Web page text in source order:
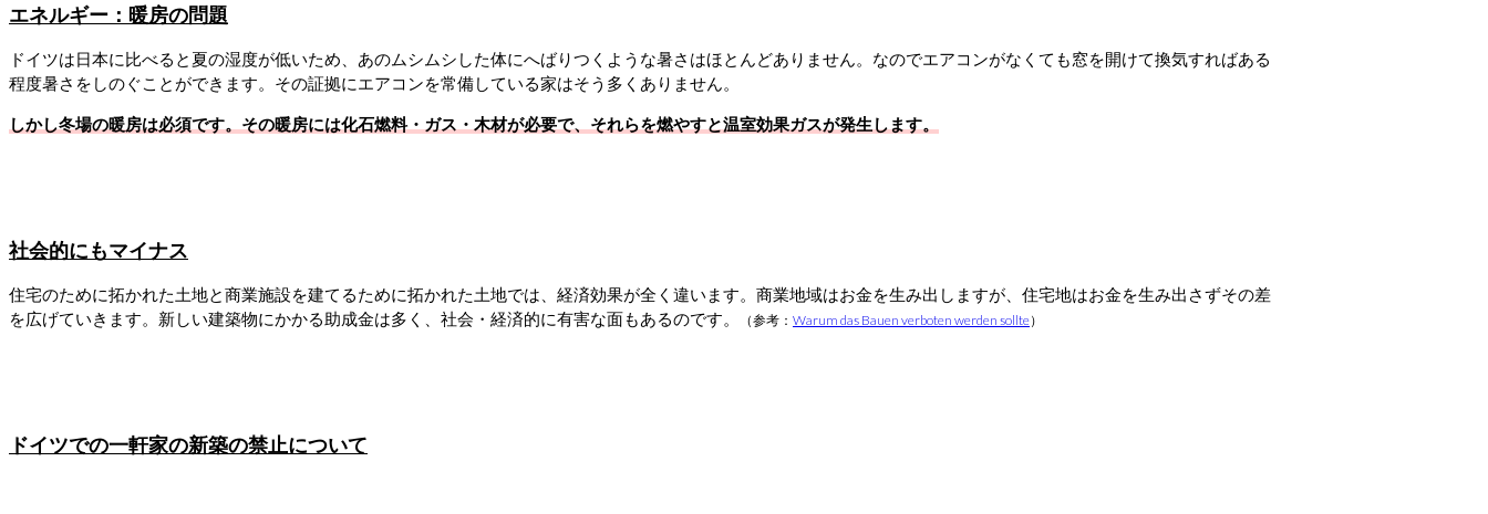
エネルギー：暖房の問題
ドイツは日本に比べると夏の湿度が低いため、あのムシムシした体にへばりつくような暑さはほとんどありません。なのでエアコンがなくても窓を開けて換気すればある
程度暑さをしのぐことができます。その証拠にエアコンを常備している家はそう多くありません。
しかし冬場の暖房は必須です。その暖房には化石燃料・ガス・木材が必要で、それらを燃やすと温室効果ガスが発生します。
社会的にもマイナス
住宅のために拓かれた土地と商業施設を建てるために拓かれた土地では、経済効果が全く違います。商業地域はお金を生み出しますが、住宅地はお金を生み出さずその差
を広げていきます。新しい建築物にかかる助成金は多く、社会・経済的に有害な面もあるのです。
（参考： Warum das Bauen verboten werden sollte）
ドイツでの一軒家の新築の禁止について